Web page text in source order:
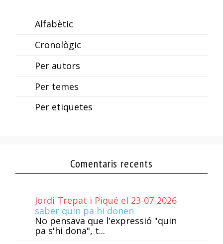
Alfabètic
Cronològic
Per autors
Per temes
Per etiquetes
Comentaris recents
Jordi Trepat i Piqué el 23-07-2026
saber quin pa hi donen
No pensava que l'expressió "quin
pa s'hi dona", t...